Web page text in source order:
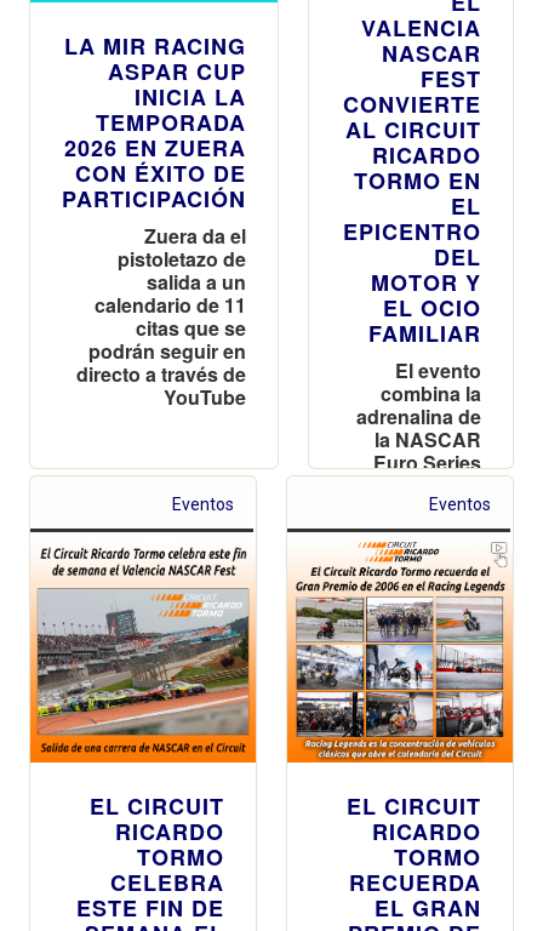
LA MIR RACING
ASPAR CUP
INICIA LA
TEMPORADA
2026 EN ZUERA
CON ÉXITO DE
PARTICIPACIÓN
Zuera da el
pistoletazo de
salida a un
calendario de 11
citas que se
podrán seguir en
directo a través de
YouTube
VALENCIA
NASCAR
FEST
CONVIERTE
AL CIRCUIT
RICARDO
TORMO EN
EL
EPICENTRO
DEL
MOTOR Y
EL OCIO
FAMILIAR
El evento
combina la
adrenalina de
la NASCAR
Euro Series
con un
paddock
tematizado,
música en
directo y
exhibiciones
para todos
los públicos
Eventos
EL CIRCUIT
RICARDO
TORMO
CELEBRA
ESTE FIN DE
Eventos
EL CIRCUIT
RICARDO
TORMO
RECUERDA
EL GRAN